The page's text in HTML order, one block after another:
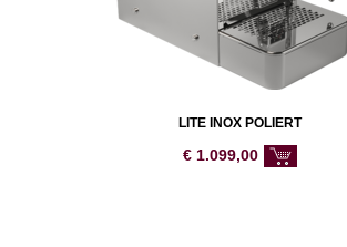
LITE INOX POLIERT
€ 1.099,00